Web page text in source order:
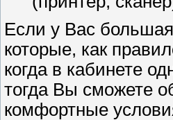
Если у Вас
которые, как
когда в кабинете
тогда Вы сможете
комфортные